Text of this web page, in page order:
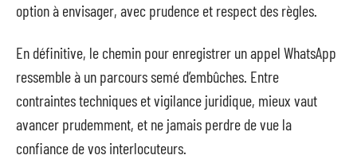
option à envisager, avec prudence et respect des règles.
En définitive, le chemin pour enregistrer un appel WhatsApp
ressemble à un parcours semé d’embûches. Entre
contraintes techniques et vigilance juridique, mieux vaut
avancer prudemment, et ne jamais perdre de vue la
confiance de vos interlocuteurs.